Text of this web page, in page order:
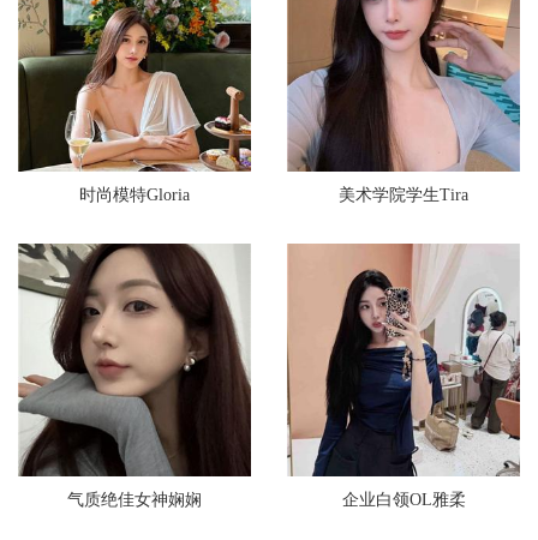
时尚模特Gloria 美术学院学生Tira
气质绝佳女神娴娴 企业白领OL雅柔